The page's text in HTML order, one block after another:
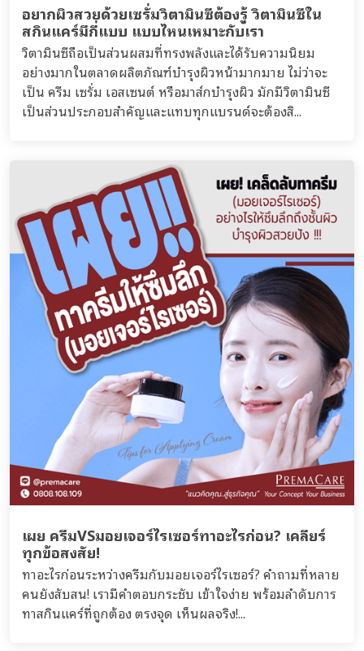
อยากผิวสวยด้วยเซรั่มวิตามินซีต้องรู้ วิตามินซีใน
สกินแคร์มีกี่แบบ แบบไหนเหมาะกับเรา
วิตามินซีถือเป็นส่วนผสมที่ทรงพลังและได้รับความนิยม
อย่างมากในตลาดผลิตภัณฑ์บำรุงผิวหน้ามากมาย ไม่ว่าจะ
เป็น ครีม เซรั่ม เอสเซนต์ หรือมาส์กบำรุงผิว มักมีวิตามินซี
เป็นส่วนประกอบสำคัญและแทบทุกแบรนด์จะต้องสิ...
เผย ครีมVSมอยเจอร์ไรเซอร์ทาอะไรก่อน? เคลียร์
ทุกข้อสงสัย!
ทาอะไรก่อนระหว่างครีมกับมอยเจอร์ไรเซอร์? คำถามที่หลาย
คนยังสับสน! เรามีคำตอบกระชับ เข้าใจง่าย พร้อมลำดับการ
ทาสกินแคร์ที่ถูกต้อง ตรงจุด เห็นผลจริง!...